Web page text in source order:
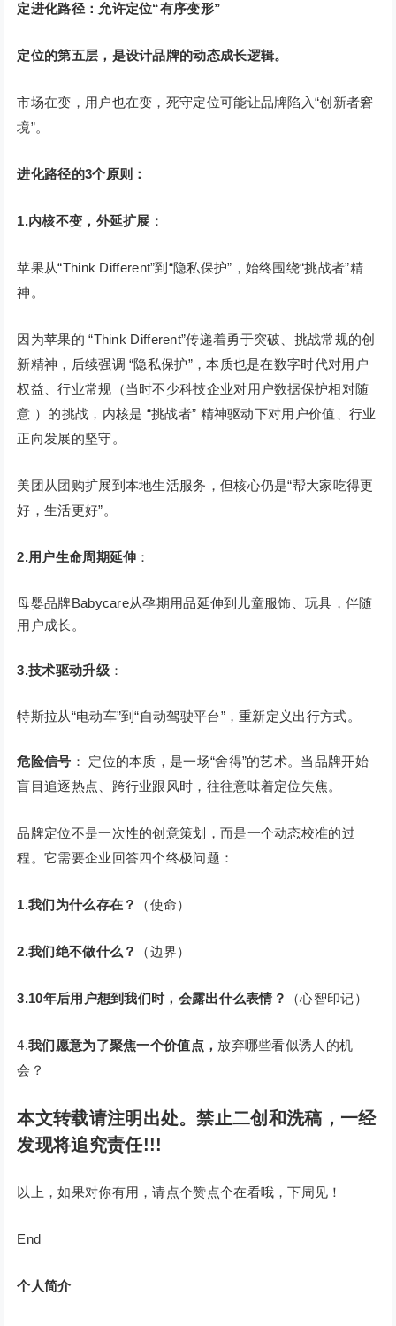
定进化路径：允许定位“有序变形”
定位的第五层，是设计品牌的动态成长逻辑。
市场在变，用户也在变，死守定位可能让品牌陷入“创新者窘
境”。
进化路径的3个原则：
1.内核不变，外延扩展 ：
苹果从“Think Different”到“隐私保护”，始终围绕“挑战者”精
神。
因为苹果的 “Think Different”传递着勇于突破、挑战常规的创
新精神，后续强调 “隐私保护”，本质也是在数字时代对用户
权益、行业常规（当时不少科技企业对用户数据保护相对随
意 ）的挑战，内核是 “挑战者” 精神驱动下对用户价值、行业
正向发展的坚守。
美团从团购扩展到本地生活服务，但核心仍是“帮大家吃得更
好，生活更好”。
2.用户生命周期延伸 ：
母婴品牌Babycare从孕期用品延伸到儿童服饰、玩具，伴随
用户成长。
3.技术驱动升级：
特斯拉从“电动车”到“自动驾驶平台”，重新定义出行方式。
危险信号 ： 定位的本质，是一场“舍得”的艺术。当品牌开始
盲目追逐热点、跨行业跟风时，往往意味着定位失焦。
品牌定位不是一次性的创意策划，而是一个动态校准的过
程。它需要企业回答四个终极问题：
1.我们为什么存在？ （使命）
2.我们绝不做什么？ （边界）
3.10年后用户想到我们时，会露出什么表情？ （心智印记）
4.我们愿意为了聚焦一个价值点， 放弃哪些看似诱人的机
会？
本文转载请注明出处。禁止二创和洗稿，一经
发现将追究责任!!!
以上，如果对你有用，请点个赞点个在看哦，下周见！
End
个人简介